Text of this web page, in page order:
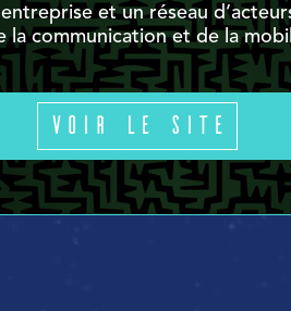
et un réseau
la communication et de la
Voir le site